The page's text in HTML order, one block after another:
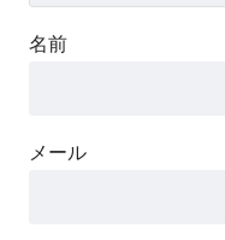
名前
メール